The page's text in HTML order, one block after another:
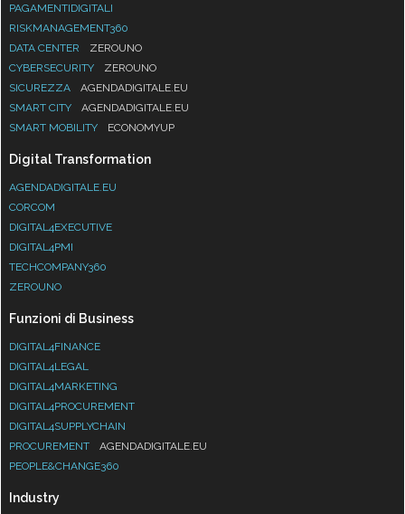
PAGAMENTIDIGITALI
RISKMANAGEMENT360
DATA CENTER
ZEROUNO
CYBERSECURITY
ZEROUNO
SICUREZZA
AGENDADIGITALE.EU
SMART CITY
AGENDADIGITALE.EU
SMART MOBILITY
ECONOMYUP
Digital Transformation
AGENDADIGITALE.EU
CORCOM
DIGITAL4EXECUTIVE
DIGITAL4PMI
TECHCOMPANY360
ZEROUNO
Funzioni di Business
DIGITAL4FINANCE
DIGITAL4LEGAL
DIGITAL4MARKETING
DIGITAL4PROCUREMENT
DIGITAL4SUPPLYCHAIN
PROCUREMENT
AGENDADIGITALE.EU
PEOPLE&CHANGE360
Industry